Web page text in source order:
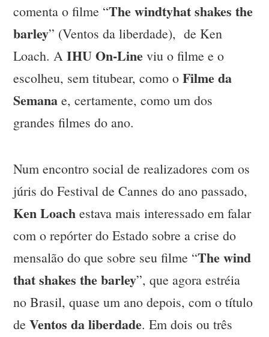
comenta o filme “The windtyhat shakes the
barley” (Ventos da liberdade), de Ken
Loach. AIHU On-Line viu o filme e o
escolheu, sem titubear, como oFilme da
Semana e, certamente, como um dos
grandes filmes do ano.
Num encontro social de realizadores com os
júris do Festival de Cannes do ano passado,
Ken Loach estava mais interessado em falar
com o repórter do Estado sobre a crise do
mensalão do que sobre seu filme “The wind
that shakes the barley”, que agora estréia
no Brasil, quase um ano depois, com o título
deVentos da liberdade. Em dois ou três